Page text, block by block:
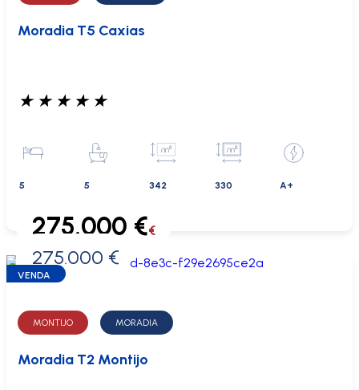
Moradia T5 Caxias
★ ★ ★ ★ ★
5 5 342 330 A+
0 €
275.000 €€
275.000 €
VENDA
MONTIJO MORADIA
Moradia T2 Montijo